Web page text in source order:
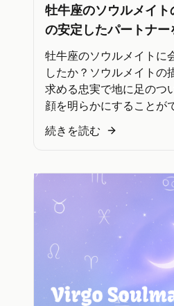
牡牛座のソウルメイ
の安定したパートナー
牡牛座のソウルメイトに
したか？ソウルメイトの
求める忠実で地に足のつ
顔を明らかにすることが
続きを読む